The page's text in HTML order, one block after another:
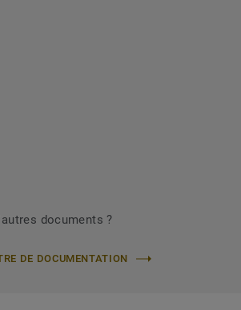
documents ?
DE DOCUMENTATION